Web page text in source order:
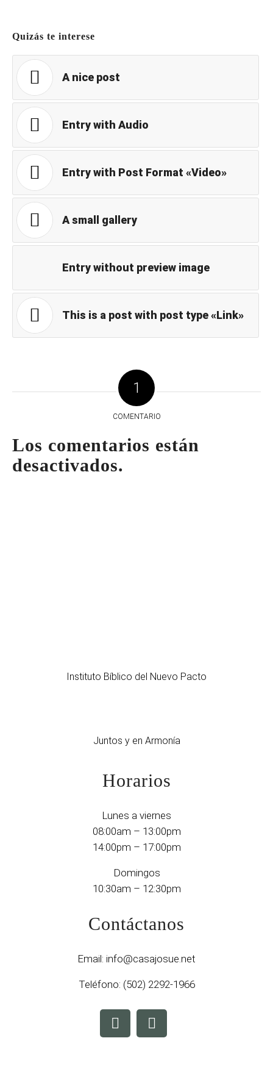
Quizás te interese
A nice post
Entry with Audio
Entry with Post Format «Video»
A small gallery
Entry without preview image
This is a post with post type «Link»
1
COMENTARIO
Los comentarios están
desactivados.
Instituto Bíblico del Nuevo Pacto
Juntos y en Armonía
Horarios
Lunes a viernes
08:00am – 13:00pm
14:00pm – 17:00pm
Domingos
10:30am – 12:30pm
Contáctanos
Email: info@casajosue.net
Teléfono: (502) 2292-1966